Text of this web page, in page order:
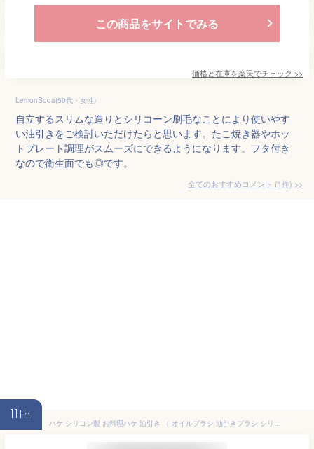
この商品をサイトでみる
価格と在庫を楽天でチェック >>
LemonSoda(50代・女性)
自立するスリムな造りとシリコーン刷毛なことにより使いやす
い油引きをご検討いただけたらと思います。たこ焼き器やホッ
トプレート調理がスムーズにできるようになります。フタ付き
なので衛生面でも◎です。
全てのおすすめコメント (1件) >
11th
ハケ シリコン製 お料理ハケ 油引き （ オイルブラシ 油引きブラシ シリコン油引き 食洗機対応 油引き用ブラシ 油ひき 刷毛 はけ 料理ハケ 油塗り 調理用 料理用 ） 【3980円以上送料無料】